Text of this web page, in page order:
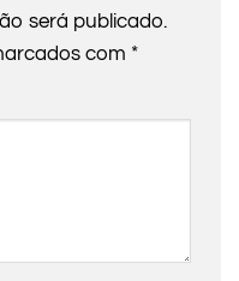
será publicado.
com *